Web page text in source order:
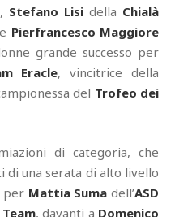
Stefano Lisi della Chialà
e Pierfrancesco Maggiore
grande successo per
Eracle, vincitrice della
del Trofeo dei
di categoria, che
una serata di alto livello
per Mattia Suma dell’ASD
, davanti a Domenico